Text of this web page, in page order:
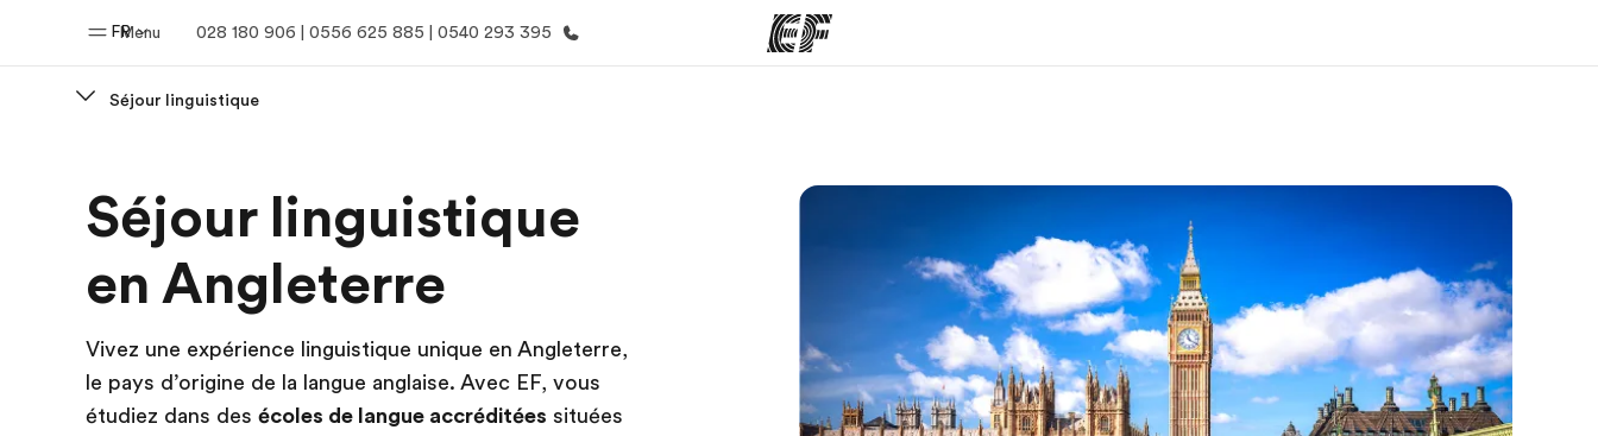
Menu
FR 028 180 906 | 0556 625 885 | 0540 293 395
Bienvenue chez EF Nos offres Trouver un bureau
Séjour linguistique
Séjour linguistique
en Angleterre
Vivez une expérience linguistique unique en Angleterre,
le pays d’origine de la langue anglaise. Avec EF, vous
étudiez dans des écoles de langue accréditées situées